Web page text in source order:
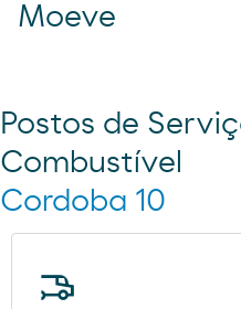
Moeve
Postos de
Combustível
Cordoba 10